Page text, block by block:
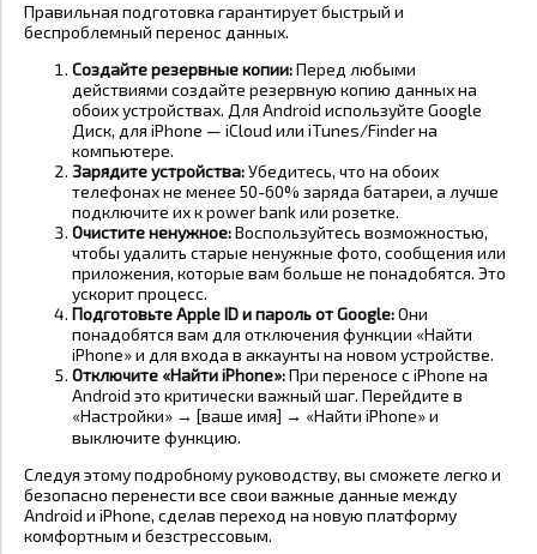
Правильная подготовка гарантирует быстрый и
беспроблемный перенос данных.
Создайте резервные копии:Перед любыми
действиями создайте резервную копию данных на
обоих устройствах. Для Android используйте Google
Диск, для iPhone — iCloud или iTunes/Finder на
компьютере.
Зарядите устройства:Убедитесь, что на обоих
телефонах не менее 50-60% заряда батареи, а лучше
подключите их к power bank или розетке.
Очистите ненужное:Воспользуйтесь возможностью,
чтобы удалить старые ненужные фото, сообщения или
приложения, которые вам больше не понадобятся. Это
ускорит процесс.
Подготовьте Apple ID и пароль от Google:Они
понадобятся вам для отключения функции «Найти
iPhone» и для входа в аккаунты на новом устройстве.
Отключите «Найти iPhone»:При переносе с iPhone на
Android это критически важный шаг. Перейдите в
«Настройки» → [ваше имя] → «Найти iPhone» и
выключите функцию.
Следуя этому подробному руководству, вы сможете легко и
безопасно перенести все свои важные данные между
Android и iPhone, сделав переход на новую платформу
комфортным и безстрессовым.